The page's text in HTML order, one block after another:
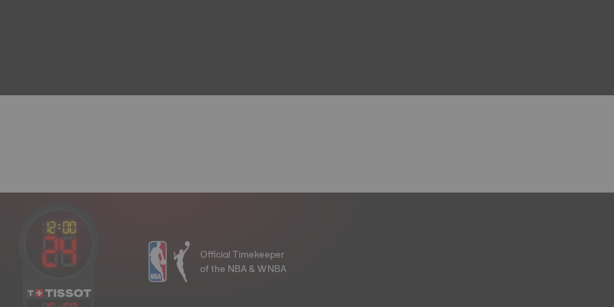
Official Timekeeper
of the NBA & WNBA